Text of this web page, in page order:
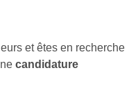
et êtes en recherche
candidature